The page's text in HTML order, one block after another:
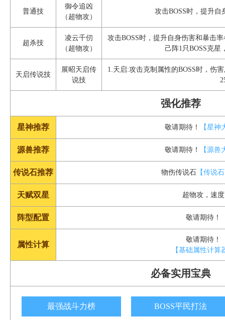
普通技
御令追凶
（超物攻）
攻击BOSS时，提升自
超杀技
凌云千仞
（超物攻）
攻击BOSS时，提升自身伤害和暴击
己阵1只BOSS克星
天启传说技
展昭天启传
说技
1.天启:攻击克制属性的BOSS时，伤
强化推荐
星神推荐 敬请期待！ 【星神
源兽推荐 敬请期待！ 【源兽
传说石推荐 物伤传说石 【传说
天赋双星 超物攻，速度
阵型配置 敬请期待！
属性计算
敬请期待！
【基础属性计算
必备实用宝典
最强战斗力榜 BOSS平民打法